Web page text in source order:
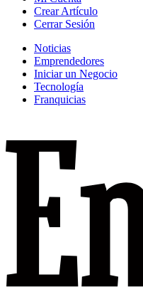
Crear Artículo
Cerrar Sesión
Noticias
Emprendedores
Iniciar un Negocio
Tecnología
Franquicias